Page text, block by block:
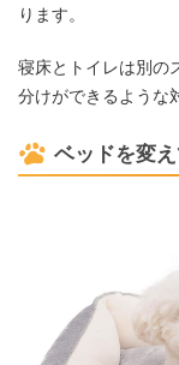
ります。
寝床とトイレは別の
分けができるような
ベッドを変